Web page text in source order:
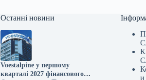
Останні новини
Voestalpine у першому
кварталі 2027 фінансового
и